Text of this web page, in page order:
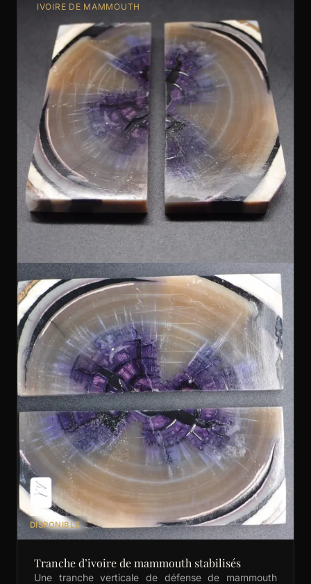
IVOIRE DE MAMMOUTH
DISPONIBLE
Tranche d’ivoire de mammouth stabilisés
Une tranche verticale de défense de mammouth